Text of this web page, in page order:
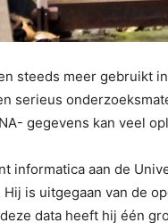
steeds meer gebruikt
serieus
gegevens kan veel
informatica aan de
Hij is uitgegaan van de
data heeft hij één